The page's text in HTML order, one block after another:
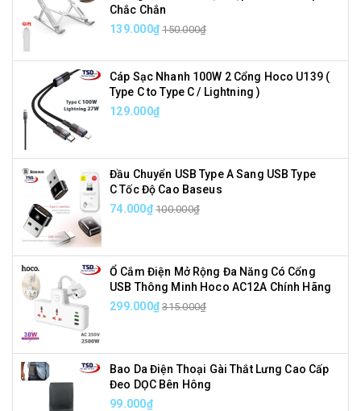
Chắc Chắn
139.000₫ 150.000₫
Cáp Sạc Nhanh 100W 2 Cổng Hoco U139 (
Type C to Type C / Lightning )
129.000₫
Đầu Chuyển USB Type A Sang USB Type
C Tốc Độ Cao Baseus
74.000₫ 100.000₫
Ổ Cắm Điện Mở Rộng Đa Năng Có Cổng
USB Thông Minh Hoco AC12A Chính Hãng
299.000₫ 315.000₫
Bao Da Điện Thoại Gài Thắt Lưng Cao Cấp
Đeo DỌC Bên Hông
99.000₫